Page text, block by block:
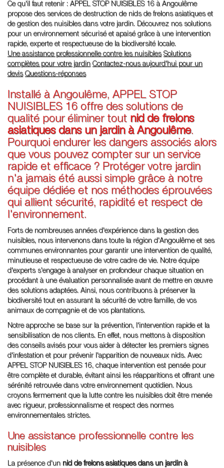
Ce qu'il faut retenir : APPEL STOP NUISIBLES 16 à Angoulême
propose des services de destruction de nids de frelons asiatiques et
de gestion des nuisibles dans votre jardin. Découvrez nos solutions
pour un environnement sécurisé et apaisé grâce à une intervention
rapide, experte et respectueuse de la biodiversité locale.
Une assistance professionnelle contre les nuisibles Solutions
complètes pour votre jardin Contactez-nous aujourd'hui pour un
devis Questions-réponses
Installé à Angoulême, APPEL STOP
NUISIBLES 16 offre des solutions de
qualité pour éliminer tout nid de frelons
asiatiques dans un jardin à Angoulême.
Pourquoi endurer les dangers associés alors
que vous pouvez compter sur un service
rapide et efficace ? Protéger votre jardin
n'a jamais été aussi simple grâce à notre
équipe dédiée et nos méthodes éprouvées
qui allient sécurité, rapidité et respect de
l'environnement.
Forts de nombreuses années d'expérience dans la gestion des
nuisibles, nous intervenons dans toute la région d'Angoulême et ses
communes environnantes pour garantir une intervention de qualité,
minutieuse et respectueuse de votre cadre de vie. Notre équipe
d'experts s'engage à analyser en profondeur chaque situation en
procédant à une évaluation personnalisée avant de mettre en œuvre
des solutions adaptées. Ainsi, nous contribuons à préserver la
biodiversité tout en assurant la sécurité de votre famille, de vos
animaux de compagnie et de vos plantations.
Notre approche se base sur la prévention, l'intervention rapide et la
sensibilisation de nos clients. En effet, nous mettons à disposition
des conseils avisés pour vous aider à détecter les premiers signes
d'infestation et pour prévenir l'apparition de nouveaux nids. Avec
APPEL STOP NUISIBLES 16, chaque intervention est pensée pour
être complète et durable, évitant ainsi les réapparitions et offrant une
sérénité retrouvée dans votre environnement quotidien. Nous
croyons fermement que la lutte contre les nuisibles doit être menée
avec rigueur, professionnalisme et respect des normes
environnementales strictes.
Une assistance professionnelle contre les
nuisibles
La présence d'un nid de frelons asiatiques dans un jardin à